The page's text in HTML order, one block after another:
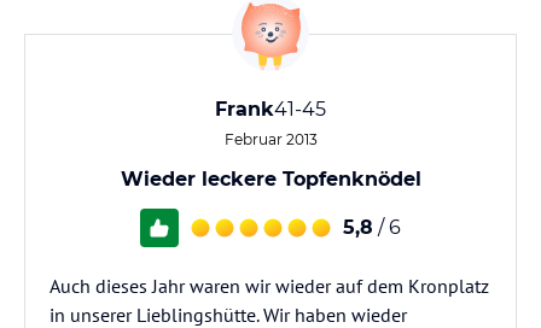
Frank41-45
Februar 2013
Wieder leckere Topfenknödel
5,8 / 6
Auch dieses Jahr waren wir wieder auf dem Kronplatz
in unserer Lieblingshütte. Wir haben wieder